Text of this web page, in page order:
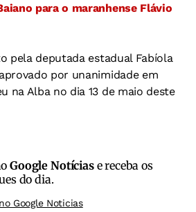
para o maranhense Flávio
pela deputada estadual Fabíola
por unanimidade em
na Alba no dia 13 de maio deste
Google Notíciase receba os
do dia.
Google Noticias